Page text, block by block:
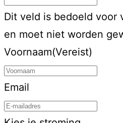
Dit veld is bedoeld voor
en moet niet worden
Voornaam(Vereist)
Email